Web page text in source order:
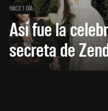
HACE 1 DÍA
Así fue la
secreta de